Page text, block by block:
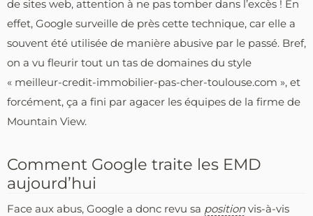
de sites web, attention à ne pas tomber dans l’excès ! En
effet, Google surveille de près cette technique, car elle a
souvent été utilisée de manière abusive par le passé. Bref,
on a vu fleurir tout un tas de domaines du style
« meilleur-credit-immobilier-pas-cher-toulouse.com », et
forcément, ça a fini par agacer les équipes de la firme de
Mountain View.
Comment Google traite les EMD
aujourd’hui
Face aux abus, Google a donc revu sa position vis-à-vis